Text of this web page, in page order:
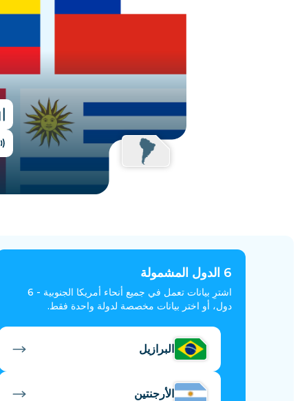
6 الدول المشمولة
اشترِ بيانات تعمل في جميع أنحاء أمريكا الجنوبية - 6
دول، أو اختر بيانات مخصصة لدولة واحدة فقط.
البرازيل
الأرجنتين